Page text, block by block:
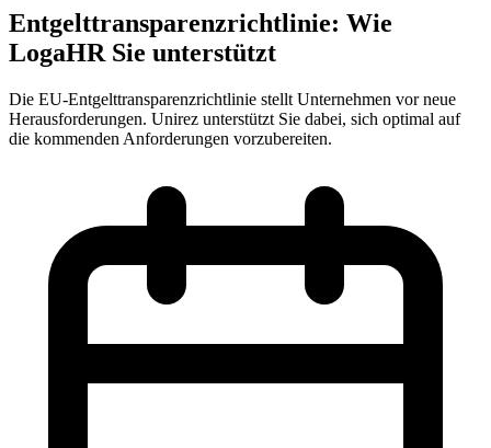
Entgelttransparenzrichtlinie: Wie
LogaHR Sie unterstützt
Die EU-Entgelttransparenzrichtlinie stellt Unternehmen vor neue
Herausforderungen. Unirez unterstützt Sie dabei, sich optimal auf
die kommenden Anforderungen vorzubereiten.